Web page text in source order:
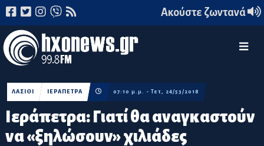
Ακούστε ζωντανά
Ιεράπετρα: Γιατί θα αναγκαστούν
να «ξηλώσουν» χιλιάδες
ΛΑΣΙΘΙ ΙΕΡΑΠΕΤΡΑ 07:10 μ.μ. - Τετ, 24/53/2018